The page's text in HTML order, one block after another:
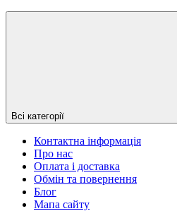
Всі категорії
Контактна інформація
Про нас
Оплата і доставка
Обмін та повернення
Блог
Мапа сайту